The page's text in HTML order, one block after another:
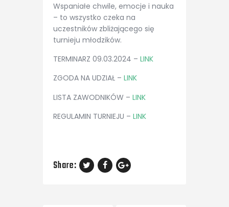
Wspaniałe chwile, emocje i nauka
– to wszystko czeka na
uczestników zbliżającego się
turnieju młodzików.
TERMINARZ 09.03.2024 – LINK
ZGODA NA UDZIAŁ – LINK
LISTA ZAWODNIKÓW – LINK
REGULAMIN TURNIEJU – LINK
Share: